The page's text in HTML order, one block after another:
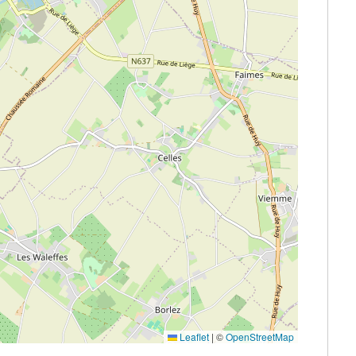
Leaflet | ©OpenStreetMap